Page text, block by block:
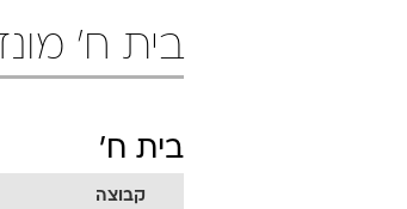
בית ח' מונדיאל
בית ח'
קבוצה